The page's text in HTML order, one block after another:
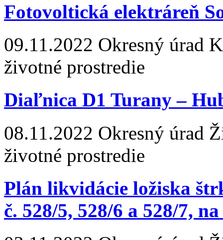
Fotovoltická elektráreň
09.11.2022 Okresný úrad
životné prostredie
Diaľnica D1 Turany –
08.11.2022 Okresný úrad
životné prostredie
Plán likvidácie ložiska
č. 528/5, 528/6 a 528/7,